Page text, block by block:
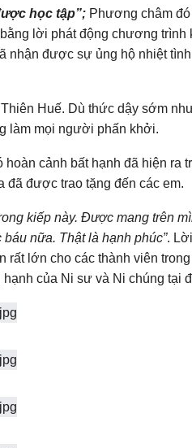
học tập”; Phương châm đó
lời phát động chương trình
nhận được sự ủng hộ nhiệt
Huế. Dù thức dậy sớm
làm mọi người phấn khởi.
cảnh bất hạnh đã hiện ra
đã được trao tặng đến các em.
kiếp này. Được mang trên
nữa. Thật là hạnh phúc”.
rất lớn cho các thành viên
của Ni sư và Ni chúng tại